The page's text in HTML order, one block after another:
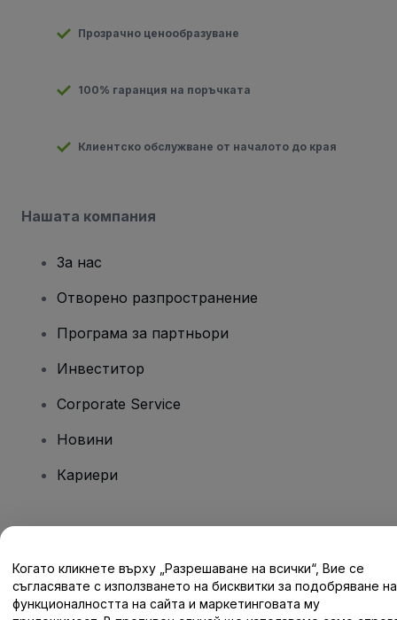
Прозрачно ценообразуване
100% гаранция на поръчката
Клиентско обслужване от началото до края
Нашата компания
За нас
Отворено разпространение
Програма за партньори
Инвеститор
Corporate Service
Новини
Кариери
Помощен център / Свържете се с нас
Когато кликнете върху „Разрешаване на всички“, Вие се
съгласявате с използването на бисквитки за подобряване на
функционалността на сайта и маркетинговата му